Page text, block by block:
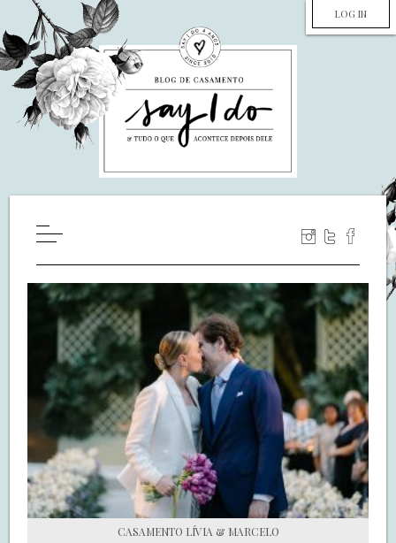
LOG IN
WILL YOU MARRY ME?
LUA DE MEL
COZINHA
DECORAÇÃO
DE NOIVA PRA NOIVA
S.O.S CASADAS
FALE COM O SAY I DO
CASAMENTO LÍVIA & MARCELO